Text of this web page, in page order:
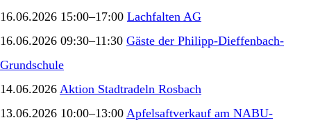
16.06.2026 15:00–17:00 Lachfalten AG
16.06.2026 09:30–11:30 Gäste der Philipp-Dieffenbach-
Grundschule
14.06.2026 Aktion Stadtradeln Rosbach
13.06.2026 10:00–13:00 Apfelsaftverkauf am NABU-